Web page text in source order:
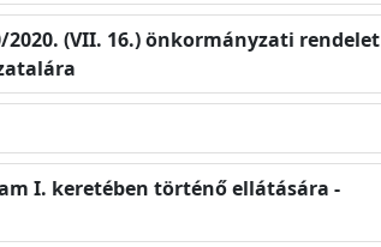
(VII. 16.) önkormányzati rendelet
I. keretében történő ellátására -